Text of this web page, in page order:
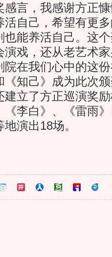
感言，我感谢方正
活自己，希望有更
也能养活自己。这
演戏，还从老艺术
在我们心中的这
《知己》成为此次
建立了方正巡演奖
《李白》、《雷雨
演出18场。